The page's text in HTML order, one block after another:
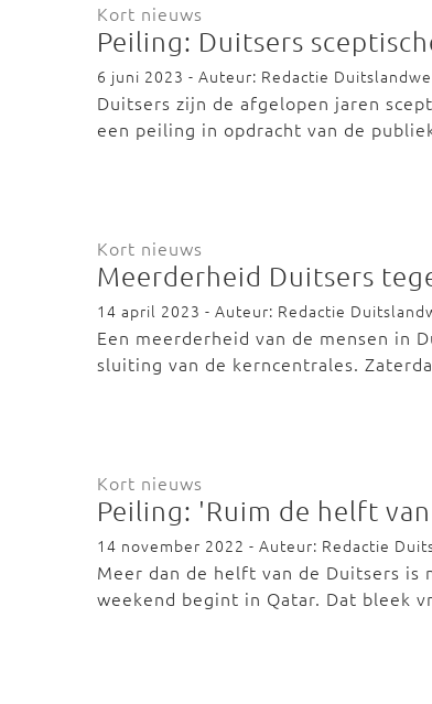
Kort nieuws
Peiling: Duitsers
6 juni 2023 - Auteur: Redactie
Duitsers zijn de afgelopen jaren
een peiling in opdracht van de
Kort nieuws
Meerderheid Duitsers
14 april 2023 - Auteur: Redactie
Een meerderheid van de mensen in
sluiting van de kerncentrales.
Kort nieuws
Peiling: 'Ruim de helft
14 november 2022 - Auteur: Redactie
Meer dan de helft van de Duitsers is
weekend begint in Qatar. Dat bleek